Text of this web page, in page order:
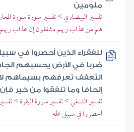
ملومين
تفسير البيضاوي > تفسير سورة سورة
هم من عذاب ربهم مشفقون إن عذاب
للفقراء الذين أحصروا في
ضربا في الأرض يحسبهم
التعفف تعرفهم بسيماهم
إلحافا وما تنفقوا من خير
تفسير النسفي > تفسير سورة البقرة >
أحصروا في سبيل الله